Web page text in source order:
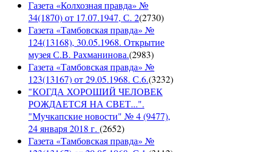
Газета «Колхозная правда» №
34(1870) от 17.07.1947, С. 2(2730)
Газета «Тамбовская правда» №
124(13168), 30.05.1968. Открытие
музея С.В. Рахманинова.(2983)
Газета «Тамбовская правда» №
123(13167) от 29.05.1968. С.6.(3232)
"КОГДА ХОРОШИЙ ЧЕЛОВЕК
РОЖДАЕТСЯ НА СВЕТ...".
"Мучкапские новости" № 4 (9477),
24 января 2018 г. (2652)
Газета «Тамбовская правда» №